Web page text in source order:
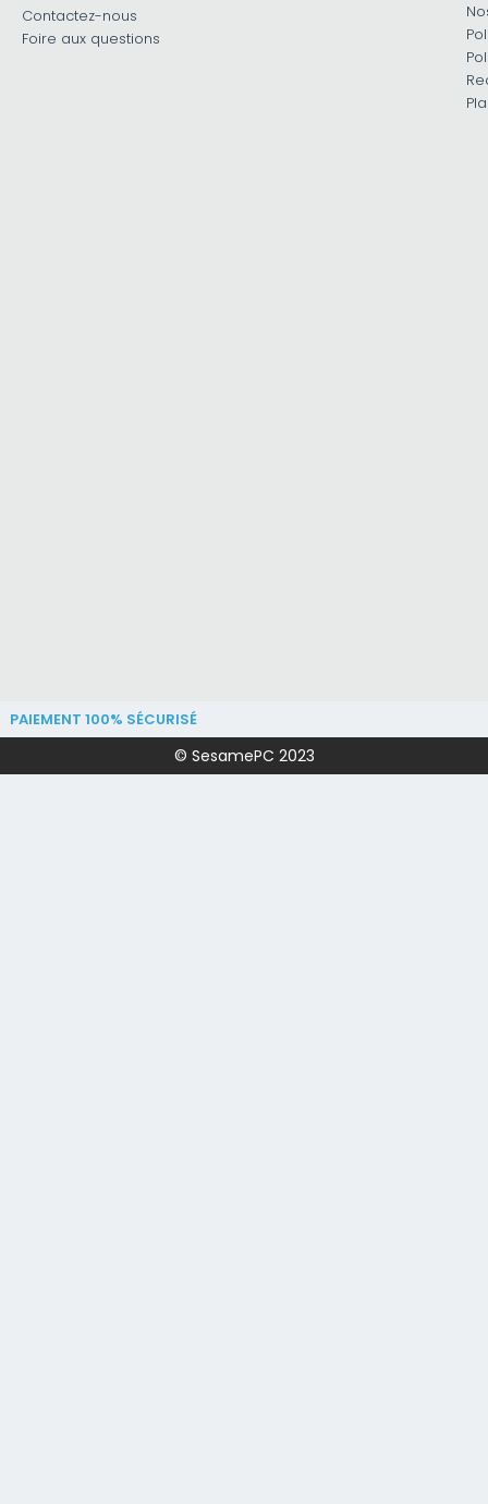
Contactez-nous
Foire aux questions
PAIEMENT 100% SÉCURISÉ
© SesamePC 2023